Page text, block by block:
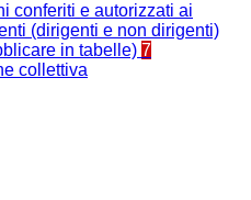
conferiti e autorizzati ai
(dirigenti e non dirigenti)
in tabelle) 7
collettiva